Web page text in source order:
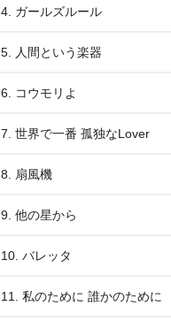
4. ガールズルール
5. 人間という楽器
6. コウモリよ
7. 世界で一番 孤独なLover
8. 扇風機
9. 他の星から
10. バレッタ
11. 私のために 誰かのために